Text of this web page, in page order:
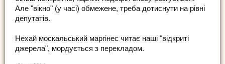
Але "вікно" (у часі) обмежене, треба дотиснути на рівні
депутатів.
Нехай москальський маргінес читає наші "відкриті
джерела", мордується з перекладом.